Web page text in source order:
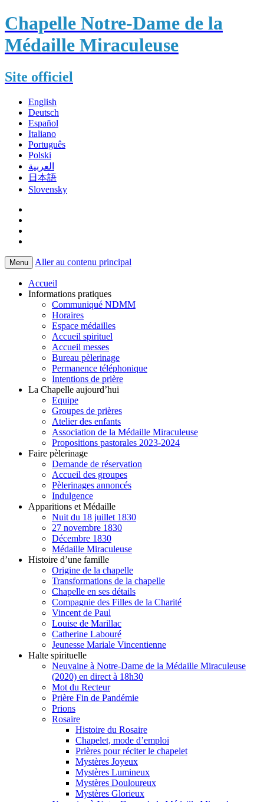
Chapelle Notre-Dame de la
Médaille Miraculeuse
Site officiel
English
Deutsch
Español
Italiano
Português
Polski
العربية
日本語
Slovensky
Menu Aller au contenu principal
Accueil
Informations pratiques
Communiqué NDMM
Horaires
Espace médailles
Accueil spirituel
Accueil messes
Bureau pèlerinage
Permanence téléphonique
Intentions de prière
La Chapelle aujourd’hui
Equipe
Groupes de prières
Atelier des enfants
Association de la Médaille Miraculeuse
Propositions pastorales 2023-2024
Faire pèlerinage
Demande de réservation
Accueil des groupes
Pèlerinages annoncés
Indulgence
Apparitions et Médaille
Nuit du 18 juillet 1830
27 novembre 1830
Décembre 1830
Médaille Miraculeuse
Histoire d’une famille
Origine de la chapelle
Transformations de la chapelle
Chapelle en ses détails
Compagnie des Filles de la Charité
Vincent de Paul
Louise de Marillac
Catherine Labouré
Jeunesse Mariale Vincentienne
Halte spirituelle
Neuvaine à Notre-Dame de la Médaille Miraculeuse
(2020) en direct à 18h30
Mot du Recteur
Prière Fin de Pandémie
Prions
Rosaire
Histoire du Rosaire
Chapelet, mode d’emploi
Prières pour réciter le chapelet
Mystères Joyeux
Mystères Lumineux
Mystères Douloureux
Mystères Glorieux